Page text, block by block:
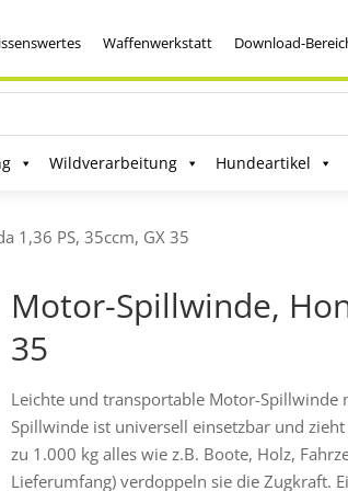
Waffenwerkstatt Download-
Wildverarbeitung Hundeartikel
1,36 PS, 35ccm, GX 35
Motor-Spillwinde,
35
Leichte und transportable Motor-Spillwinde
Spillwinde ist universell einsetzbar und
zu 1.000 kg alles wie z.B. Boote, Holz,
Lieferumfang) verdoppeln sie die Zugkraft.